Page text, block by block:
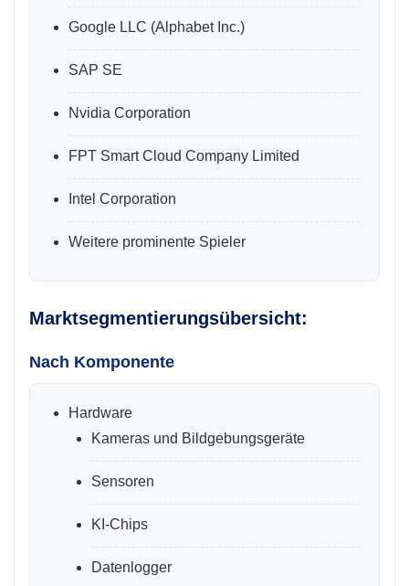
Google LLC (Alphabet Inc.)
SAP SE
Nvidia Corporation
FPT Smart Cloud Company Limited
Intel Corporation
Weitere prominente Spieler
Marktsegmentierungsübersicht:
Nach Komponente
Hardware
Kameras und Bildgebungsgeräte
Sensoren
KI-Chips
Datenlogger